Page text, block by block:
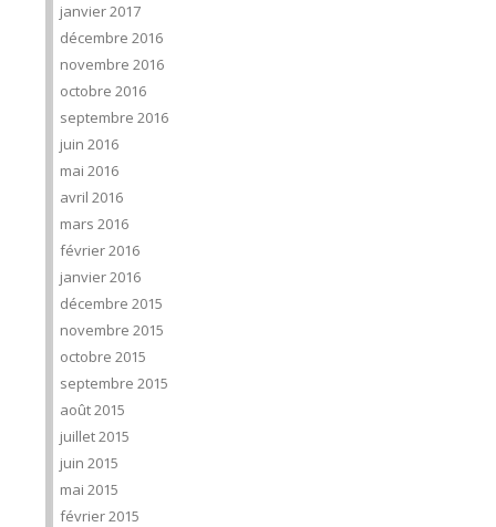
janvier 2017
décembre 2016
novembre 2016
octobre 2016
septembre 2016
juin 2016
mai 2016
avril 2016
mars 2016
février 2016
janvier 2016
décembre 2015
novembre 2015
octobre 2015
septembre 2015
août 2015
juillet 2015
juin 2015
mai 2015
février 2015